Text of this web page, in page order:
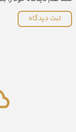
ثبت دیدگاه